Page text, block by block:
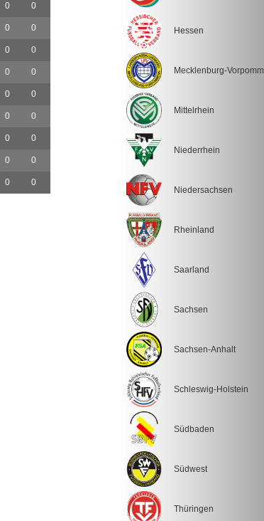
0 0
0 0
0 0
0 0
0 0
0 0
0 0
0 0
0 0
Hessen
Mecklenburg-
Mittelrhein
Niederrhein
Niedersachsen
Rheinland
Saarland
Sachsen
Sachsen-Anhalt
Schleswig-Holstein
Südbaden
Südwest
Thüringen